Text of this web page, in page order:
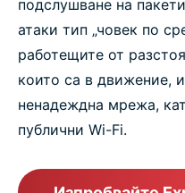
подслушване на
атаки тип „човек по
работещите от
които са в движение,
ненадеждна мрежа,
публични Wi-Fi.